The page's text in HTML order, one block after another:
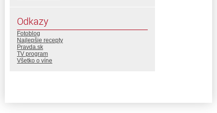
Odkazy
Fotoblog
Najlepšie recepty
Pravda.sk
TV program
Všetko o víne